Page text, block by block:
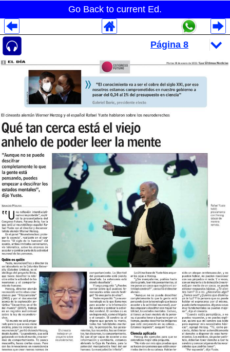
Go Back to current Ed.
Despliegues Analytics
Despliegues Totales
Despliegues por Rubros